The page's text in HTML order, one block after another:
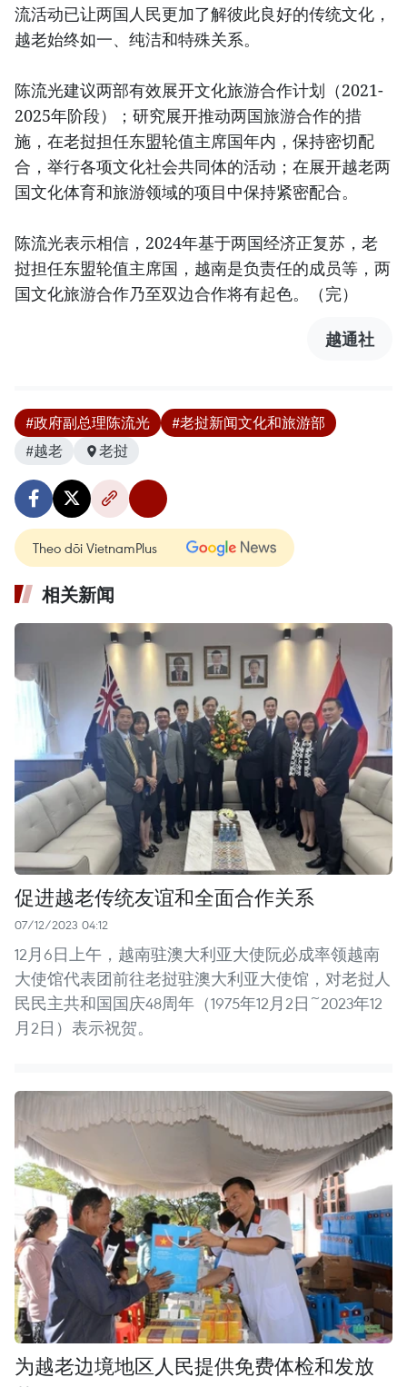
流活动已让两国人民更加了解彼此良好的传统文化，
越老始终如一、纯洁和特殊关系。
陈流光建议两部有效展开文化旅游合作计划（2021-
2025年阶段）；研究展开推动两国旅游合作的措
施，在老挝担任东盟轮值主席国年内，保持密切配
合，举行各项文化社会共同体的活动；在展开越老两
国文化体育和旅游领域的项目中保持紧密配合。
陈流光表示相信，2024年基于两国经济正复苏，老
挝担任东盟轮值主席国，越南是负责任的成员等，两
国文化旅游合作乃至双边合作将有起色。（完）
越通社
#政府副总理陈流光
#老挝新闻文化和旅游部
#越老
老挝
Theo dõi VietnamPlus
相关新闻
促进越老传统友谊和全面合作关系
07/12/2023 04:12
12月6日上午，越南驻澳大利亚大使阮必成率领越南
大使馆代表团前往老挝驻澳大利亚大使馆，对老挝人
民民主共和国国庆48周年（1975年12月2日~2023年12
月2日）表示祝贺。
为越老边境地区人民提供免费体检和发放